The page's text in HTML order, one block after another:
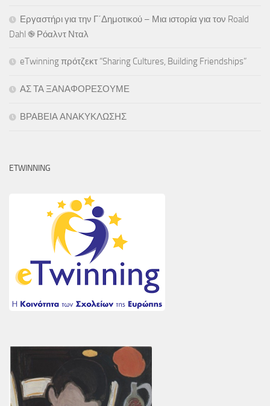
Εργαστήρι για την Γ΄Δημοτικού – Μια ιστορία για τον Roald
Dahl ֎ Ρόαλντ Νταλ
eTwinning πρότζεκτ “Sharing Cultures, Building Friendships”
ΑΣ ΤΑ ΞΑΝΑΦΟΡΕΣΟΥΜΕ
ΒΡΑΒΕΙΑ ΑΝΑΚΥΚΛΩΣΗΣ
ETWINNING